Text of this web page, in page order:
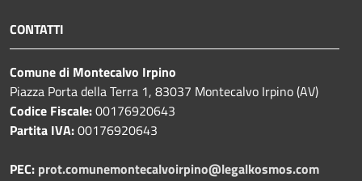
CONTATTI
Comune di Montecalvo Irpino
Piazza Porta della Terra 1, 83037 Montecalvo Irpino (AV)
Codice Fiscale:00176920643
Partita IVA:00176920643
PEC: prot.comunemontecalvoirpino@legalkosmos.com